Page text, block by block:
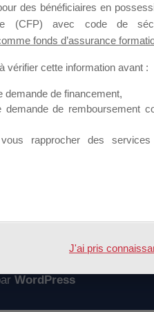
qui souhaitent répondre à
lequel il est possible de
rejoindre ce groupe
– XXXXXX
WordPress
des bénéficiaires en
(CFP) avec code de
fonds d’assurance
vérifier cette information avant :
demande de financement,
demande de remboursement
rapprocher des
J'ai pris